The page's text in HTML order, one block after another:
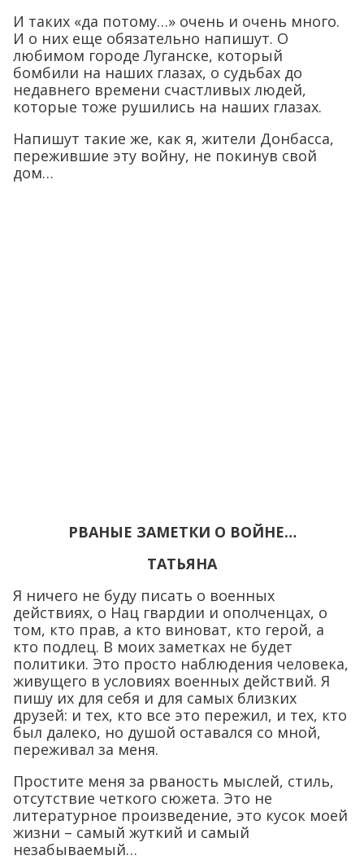
И таких «да потому…» очень и очень много.
И о них еще обязательно напишут. О
любимом городе Луганске, который
бомбили на наших глазах, о судьбах до
недавнего времени счастливых людей,
которые тоже рушились на наших глазах.
Напишут такие же, как я, жители Донбасса,
пережившие эту войну, не покинув свой
дом…
РВАНЫЕ ЗАМЕТКИ О ВОЙНЕ…
ТАТЬЯНА
Я ничего не буду писать о военных
действиях, о Нац гвардии и ополченцах, о
том, кто прав, а кто виноват, кто герой, а
кто подлец. В моих заметках не будет
политики. Это просто наблюдения человека,
живущего в условиях военных действий. Я
пишу их для себя и для самых близких
друзей: и тех, кто все это пережил, и тех, кто
был далеко, но душой оставался со мной,
переживал за меня.
Простите меня за рваность мыслей, стиль,
отсутствие четкого сюжета. Это не
литературное произведение, это кусок моей
жизни – самый жуткий и самый
незабываемый…